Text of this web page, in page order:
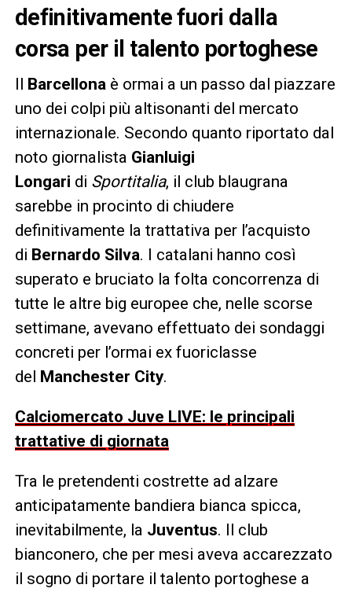
definitivamente fuori dalla
corsa per il talento portoghese
Il Barcellonaè ormai a un passo dal piazzare
uno dei colpi più altisonanti del mercato
internazionale. Secondo quanto riportato dal
noto giornalista Gianluigi
Longari di Sportitalia, il club blaugrana
sarebbe in procinto di chiudere
definitivamente la trattativa per l’acquisto
di Bernardo Silva. I catalani hanno così
superato e bruciato la folta concorrenza di
tutte le altre big europee che, nelle scorse
settimane, avevano effettuato dei sondaggi
concreti per l’ormai ex fuoriclasse
del Manchester City.
Calciomercato Juve LIVE: le principali
trattative di giornata
Tra le pretendenti costrette ad alzare
anticipatamente bandiera bianca spicca,
inevitabilmente, la Juventus. Il club
bianconero, che per mesi aveva accarezzato
il sogno di portare il talento portoghese a